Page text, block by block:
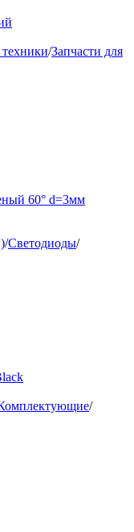
/Запчасти для
60° d=3мм
/Светодиоды/
/